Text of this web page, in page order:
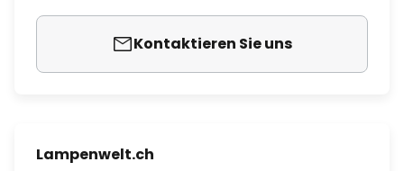
Kontaktieren Sie uns
Lampenwelt.ch